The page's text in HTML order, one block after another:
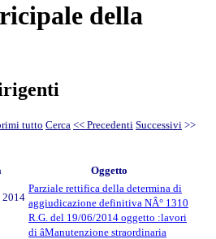
della
tutto Cerca << Precedenti Successivi >>
Oggetto
Parziale rettifica della determina di
aggiudicazione definitiva NÂ° 1310
R.G. del 19/06/2014 oggetto :lavori
di âManutenzione straordinaria